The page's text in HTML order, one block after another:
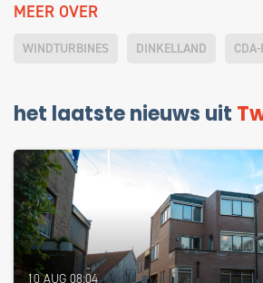
MEER OVER
WINDTURBINES DINKELLAND
het laatste nieuws uit
10 AUG 08:04